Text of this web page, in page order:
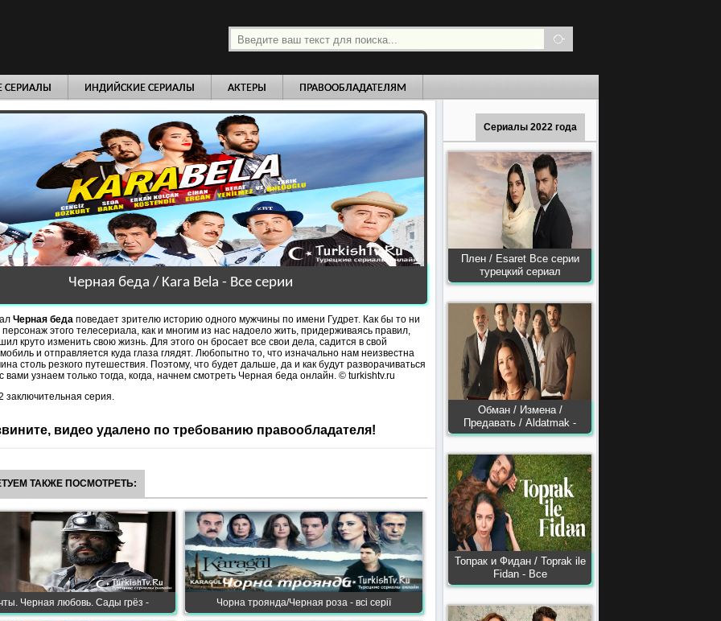
СЕРИАЛЫ ИНДИЙСКИЕ СЕРИАЛЫ АКТЕРЫ ПРАВООБЛАДАТЕЛЯМ
Сериалы 2022 года
Плен / Esaret Все серии
турецкий сериал
Обман / Измена /
Предавать / Aldatmak -
Топрак и Фидан / Toprak ile
Fidan - Все
Черная беда / Kara Bela - Все серии
Черная беда поведает зрителю историю одного мужчины по имени Гудрет. Как бы то ни
этого телесериала, как и многим из нас надоело жить, придерживаясь правил,
круто изменить свою жизнь. Для этого он бросает все свои дела, садится в свой
и отправляется куда глаза глядят. Любопытно то, что изначально нам неизвестна
столь резкого путешествия. Поэтому, что будет дальше, да и как будут разворачиваться
узнаем только тогда, когда, начнем смотреть Черная беда онлайн. © turkishtv.ru
заключительная серия.
видео удалено по требованию правообладателя!
ТАКЖЕ ПОСМОТРЕТЬ:
Черная любовь. Сады грёз - Чорна троянда/Черная роза - всі серії